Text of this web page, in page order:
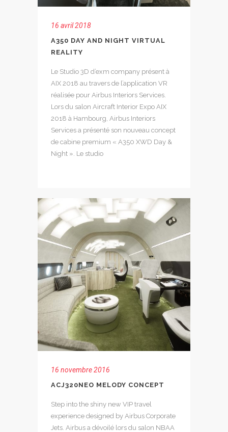
16 avril 2018
A350 DAY AND NIGHT VIRTUAL
REALITY
Le Studio 3D d’exm company présent à
AIX 2018 au travers de l’application VR
réalisée pour Airbus Interiors Services.
Lors du salon Aircraft Interior Expo AIX
2018 à Hambourg, Airbus Interiors
Services a présenté son nouveau concept
de cabine premium « A350 XWD Day &
Night ». Le studio
16 novembre 2016
ACJ320NEO MELODY CONCEPT
Step into the shiny new VIP travel
experience designed by Airbus Corporate
Jets. Airbus a dévoilé lors du salon NBAA